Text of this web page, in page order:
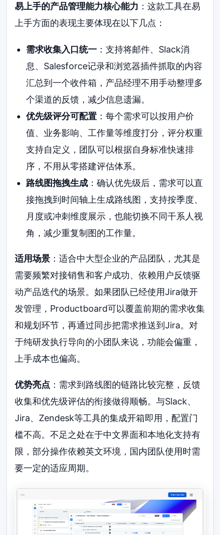
易上手的产品管理能力核心能力 ：这款工具在易
上手方面的表现主要体现在以下几点：
需求收集入口统一：支持将邮件、Slack消
息、Salesforce记录和浏览器插件抓取的内容
汇总到一个收件箱，产品经理不用手动整理多
个渠道的反馈，减少信息遗漏。
优先级评分可配置：每个需求可以按用户价
值、业务影响、工作量等维度打分，评分权重
支持自定义，团队可以根据自身标准快速排
序，不用从零搭建评估体系。
路线图拖拽生成：确认优先级后，需求可以直
接拖拽到时间轴上生成路线图，支持按季度、
月度或冲刺维度展示，也能切换不同干系人视
角，减少重复制图的工作量。
适用场景 ：适合中大型企业的产品团队，尤其是
需要频繁对接销售和客户成功、依赖用户反馈驱
动产品迭代的场景。如果团队已经使用Jira做开
发管理，Productboard可以覆盖前期的需求收集
和规划环节，再通过同步把需求推送到Jira。对
于纯研发执行导向的小团队来说，功能会偏重，
上手成本也偏高。
优势亮点 ：需求到路线图的链路比较完整，反馈
收集和优先级评估的衔接做得顺畅。与Slack、
Jira、Zendesk等工具的集成开箱即用，配置门
槛不高。不足之处在于中文界面和本地化支持有
限，部分操作依赖英文环境，国内团队使用时需
要一定的适应周期。